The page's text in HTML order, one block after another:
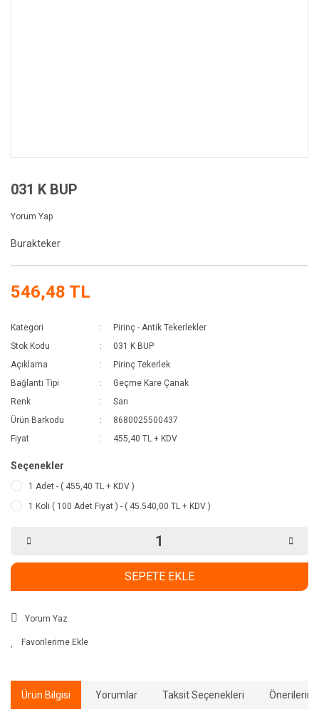
031 K BUP
Yorum Yap
Burakteker
546,48 TL
Kategori
Pirinç - Antik Tekerlekler
Stok Kodu
031 K BUP
Açıklama
Pirinç Tekerlek
Bağlantı Tipi
Geçme Kare Çanak
Renk
Sarı
Ürün Barkodu
8680025500437
Fiyat
455,40 TL + KDV
Seçenekler
1 Adet - ( 455,40 TL + KDV )
1 Koli ( 100 Adet Fiyat ) - ( 45.540,00 TL + KDV )
SEPETE EKLE
Yorum Yaz
Ürün Bilgisi Yorumlar Taksit Seçenekleri